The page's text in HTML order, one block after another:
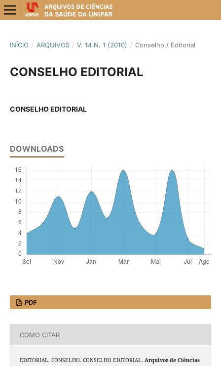
INÍCIO / ARQUIVOS / V. 14 N. 1 (2010) / Conselho / Editorial
CONSELHO EDITORIAL
CONSELHO EDITORIAL
DOWNLOADS
PDF
COMO CITAR
EDITORIAL, CONSELHO. CONSELHO EDITORIAL. Arquivos de Ciências